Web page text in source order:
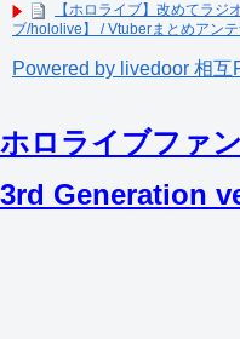
【ホロライブ】改めてラジ
ブ/hololive】 / Vtuberまとめアン
Powered by livedoor 相互
ホロライブファ
3rd Generation